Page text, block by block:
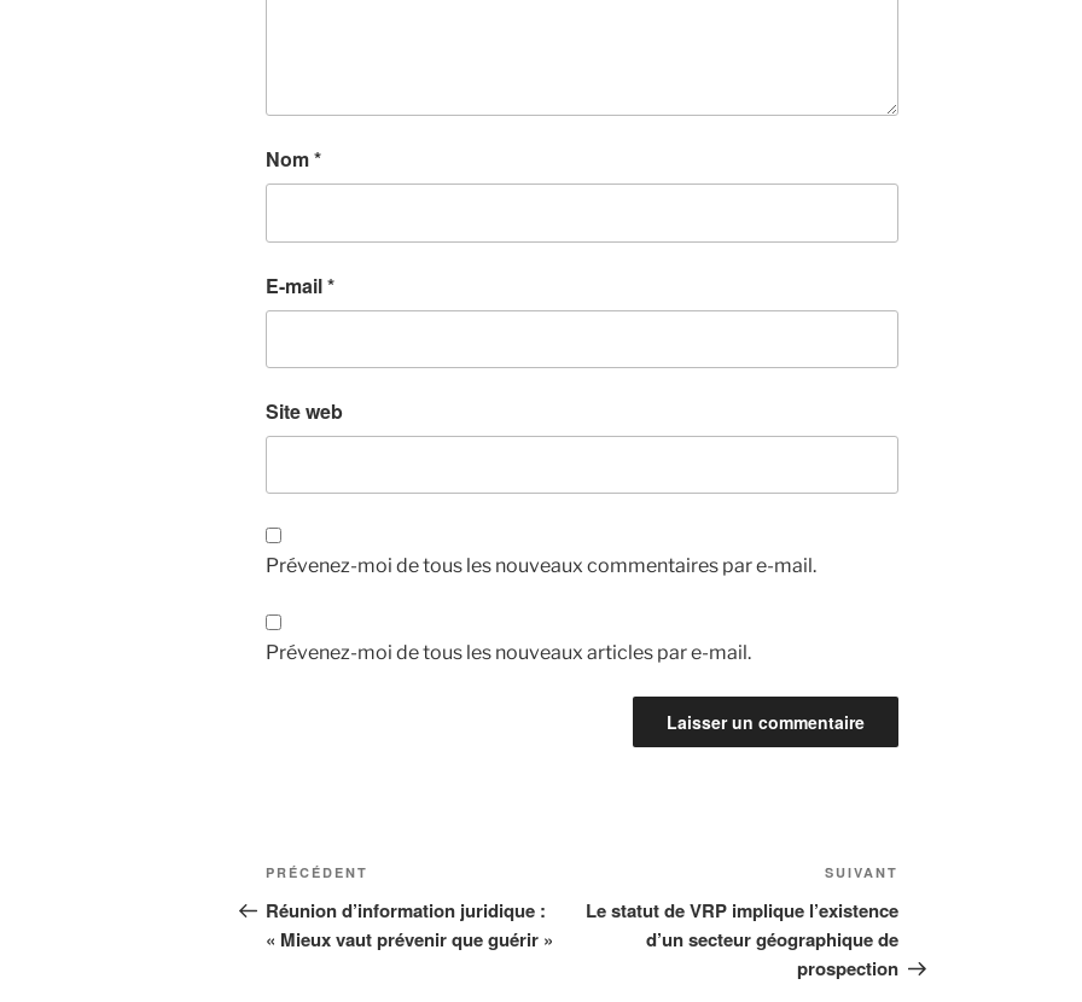
Nom*
E-mail*
Site web
Prévenez-moi de tous les nouveaux commentaires par e-mail.
Prévenez-moi de tous les nouveaux articles par e-mail.
Navigation
de
l’article
Article
précédent
PRÉCÉDENT
Réunion d’information juridique :
« Mieux vaut prévenir que guérir »
suivant
SUIVANT
Le statut de VRP implique l’existence
d’un secteur géographique de
prospection